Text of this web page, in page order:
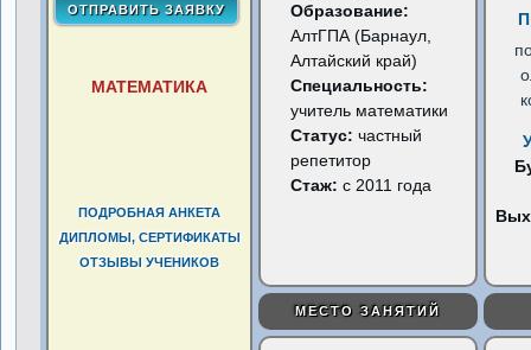
МАТЕМАТИКА
ПОДРОБНАЯ АНКЕТА
ДИПЛОМЫ, СЕРТИФИКАТЫ
ОТЗЫВЫ УЧЕНИКОВ
Образование:
АлтГПА (Барнаул,
Алтайский край)
Специальность:
учитель математики
Статус:частный
репетитор
Стаж: с 2011 года
МЕСТО ЗАНЯТИЙ